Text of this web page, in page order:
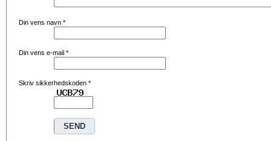
Din vens navn *
Din vens e-mail *
Skriv sikkerhedskoden *